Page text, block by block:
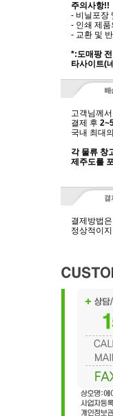
주의사항!!
- 비닐포장
- 인쇄 제
- 교환 및
*:도매팡
타사이트(
고객님께
결제 후
국내 최대
각 물류 창
제주도를
결제방법
정상적이